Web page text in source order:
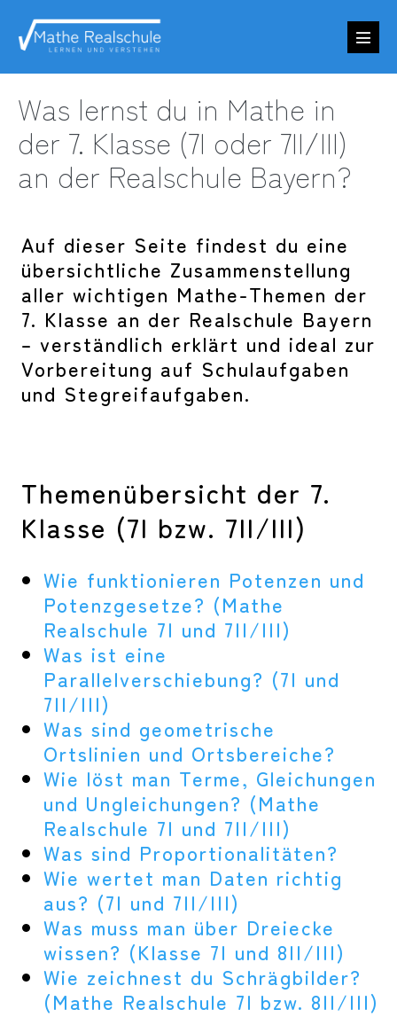
Inhalt
springen
Was lernst du in Mathe in
der 7. Klasse (7I oder 7II/III)
an der Realschule Bayern?
Auf dieser Seite findest du eine
übersichtliche Zusammenstellung
aller wichtigen Mathe-Themen der
7. Klasse an der Realschule Bayern
– verständlich erklärt und ideal zur
Vorbereitung auf Schulaufgaben
und Stegreifaufgaben.
Themenübersicht der 7.
Klasse (7I bzw. 7II/III)
Wie funktionieren Potenzen und
Potenzgesetze? (Mathe
Realschule 7I und 7II/III)
Was ist eine
Parallelverschiebung? (7I und
7II/III)
Was sind geometrische
Ortslinien und Ortsbereiche?
Wie löst man Terme, Gleichungen
und Ungleichungen? (Mathe
Realschule 7I und 7II/III)
Was sind Proportionalitäten?
Wie wertet man Daten richtig
aus? (7I und 7II/III)
Was muss man über Dreiecke
wissen? (Klasse 7I und 8II/III)
Wie zeichnest du Schrägbilder?
(Mathe Realschule 7I bzw. 8II/III)